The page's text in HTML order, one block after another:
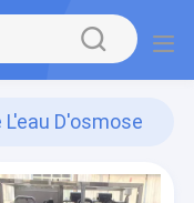
D'osmose